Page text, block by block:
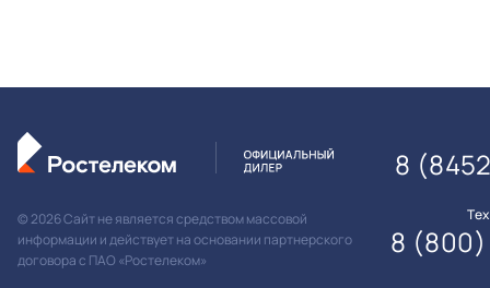
© 2026 Сайт не является средством массовой
информации и действует на основании партнерского
договора с ПАО «Ростелеком»
8
8